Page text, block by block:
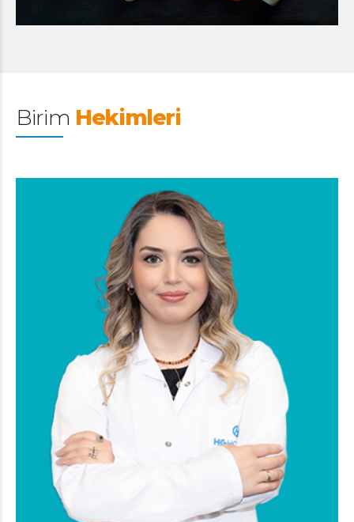
Birim Hekimleri